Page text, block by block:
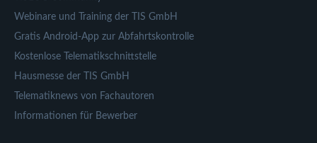
Webinare und Training der TIS GmbH
Gratis Android-App zur Abfahrtskontrolle
Kostenlose Telematikschnittstelle
Hausmesse der TIS GmbH
Telematiknews von Fachautoren
Informationen für Bewerber